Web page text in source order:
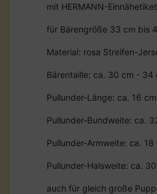
mit HERMANN-
für Bärengröße 33 cm bis
Material: rosa Streifen-
Bärentaille: ca. 30 cm - 34
Pullunder-Länge: ca. 16 cm
Pullunder-Bundweite: ca.
Pullunder-Armweite: ca. 18
Pullunder-Halsweite: ca.
auch für gleich große